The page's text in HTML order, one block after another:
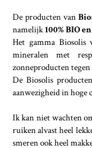
De producten van
namelijk100% BIO
Het gamma
mineralen met
zonneproducten
De Biosolis
aanwezigheid in hoge
Ik kan niet wachten
ruiken alvast heel
smeren ook heel